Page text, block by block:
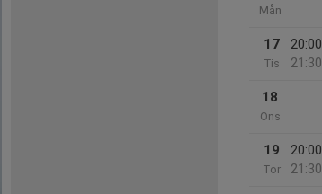
Mån
17
Tis
20:00
21:30
18
Ons
19
Tor
20:00
21:30